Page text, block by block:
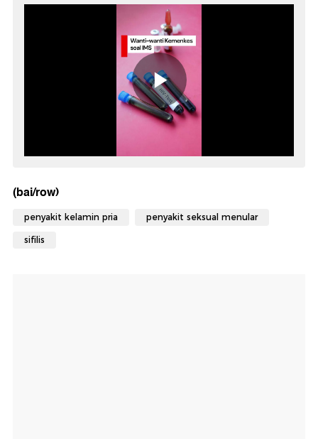
(bai/row)
penyakit kelamin pria penyakit seksual menular
sifilis